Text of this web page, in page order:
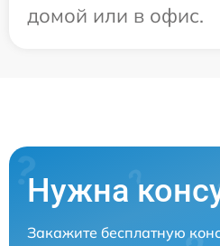
домой или в офис.
Нужна
Закажите бесплатную